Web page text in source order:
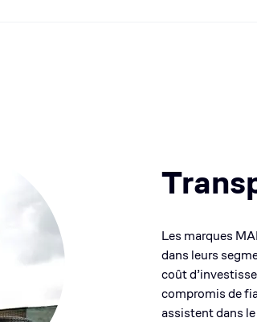
Les marques
dans leurs
coût
compromis de
assistent dans